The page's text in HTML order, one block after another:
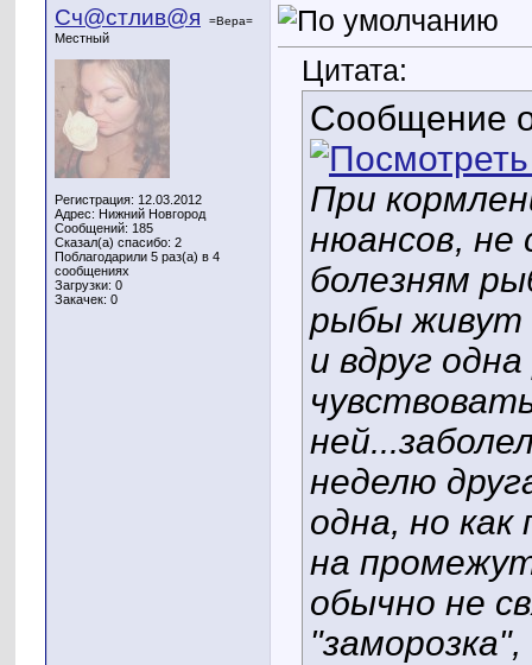
Сч@стлив@я =Вера=
Местный
Регистрация: 12.03.2012
Адрес: Нижний Новгород
Сообщений: 185
Сказал(а) спасибо: 2
Поблагодарили 5 раз(а) в 4
сообщениях
Загрузки: 0
Закачек: 0
Цитата:
Сообщение
При
нюансов, не
болезням
рыбы живут
и вдруг
неделю
одна, но
на
обычно не